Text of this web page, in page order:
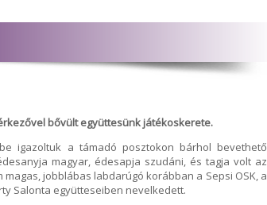
bővült együttesünk játékoskerete.
igazoltuk a támadó posztokon bárhol bevethető
magyar, édesapja szudáni, és tagja volt az
jobblábas labdarúgó korábban a Sepsi OSK, a
Salonta együtteseiben nevelkedett.